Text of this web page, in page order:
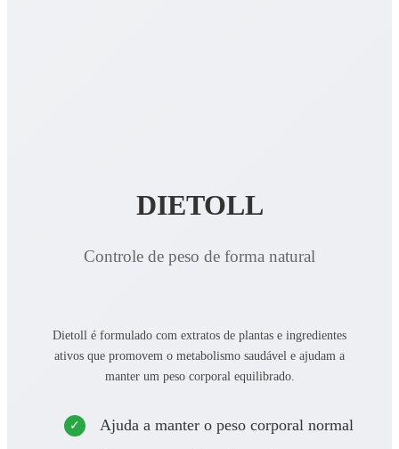
DIETOLL
Controle de peso de forma natural
Dietoll é formulado com extratos de plantas e ingredientes
ativos que promovem o metabolismo saudável e ajudam a
manter um peso corporal equilibrado.
Ajuda a manter o peso corporal normal